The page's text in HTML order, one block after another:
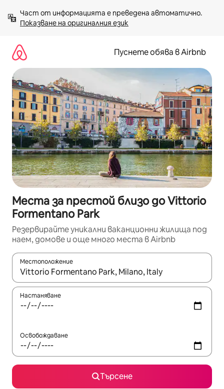
към
съдържанието
Показване на оригиналния език
Пуснете обява в Airbnb
Места за престой близо до Vittorio
Formentano Park
Резервирайте уникални ваканционни жилища под
наем, домове и още много места в Airbnb
Местоположение
Когато резултатите се покажат, използвайте
Настаняване
Освобождаване
Търсене